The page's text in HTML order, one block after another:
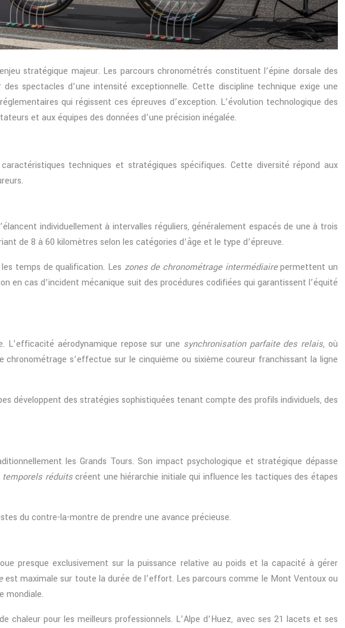
stratégique majeur. Les parcours chronométrés constituent l’épine dorsale des
spectacles d’une intensité exceptionnelle. Cette discipline technique exige une
qui régissent ces épreuves d’exception. L’évolution technologique des
et aux équipes des données d’une précision inégalée.
techniques et stratégiques spécifiques. Cette diversité répond aux
individuellement à intervalles réguliers, généralement espacés de une à trois
de 8 à 60 kilomètres selon les catégories d’âge et le type d’épreuve.
temps de qualification. Les zones de chronométrage intermédiairepermettent un
cas d’incident mécanique suit des procédures codifiées qui garantissent l’équité
aérodynamique repose sur une synchronisation parfaite des relais, où
s’effectue sur le cinquième ou sixième coureur franchissant la ligne
développent des stratégies sophistiquées tenant compte des profils individuels, des
les Grands Tours. Son impact psychologique et stratégique dépasse
temporels réduitscréent une hiérarchie initiale qui influence les tactiques des étapes
du contre-la-montre de prendre une avance précieuse.
presque exclusivement sur la puissance relative au poids et la capacité à gérer
est maximale sur toute la durée de l’effort. Les parcours comme le Mont Ventoux ou
mondiale.
pour les meilleurs professionnels. L’Alpe d’Huez, avec ses 21 lacets et ses